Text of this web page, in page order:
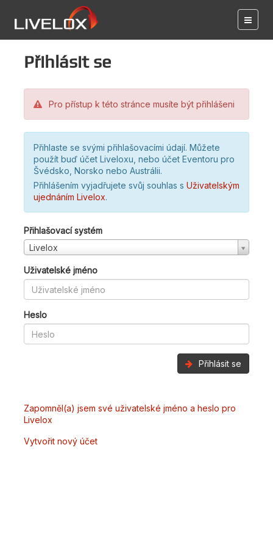
Přihlásit se
Pro přístup k této stránce musíte být přihlášeni
Přihlaste se svými přihlašovacími údají. Můžete
použít buď účet Liveloxu, nebo účet Eventoru pro
Švédsko, Norsko nebo Austrálii.
Přihlášením vyjadřujete svůj souhlas s Uživatelským
ujednáním Livelox.
Přihlašovací systém
Livelox
Uživatelské jméno
Heslo
Přihlásit se
Zapomněl(a) jsem své uživatelské jméno a heslo pro
Livelox
Vytvořit nový účet